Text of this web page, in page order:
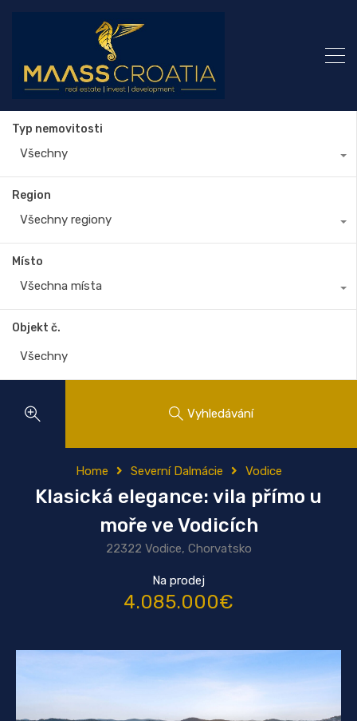
Typ nemovitosti
Všechny
Region
Všechny regiony
Místo
Všechna místa
Objekt č.
Vyhledávání
Home Severní Dalmácie Vodice
Klasická elegance: vila přímo u
moře ve Vodicích
22322 Vodice, Chorvatsko
Na prodej
4.085.000€